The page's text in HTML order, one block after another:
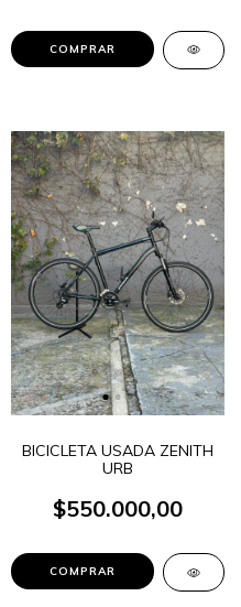
BICICLETA USADA ZENITH
URB
$550.000,00